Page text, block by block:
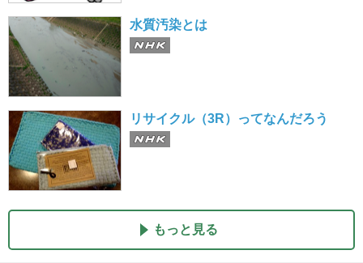
水質汚染とは
リサイクル（3R）ってなんだろう
もっと見る